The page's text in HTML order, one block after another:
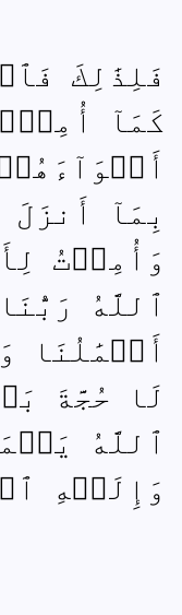
فَلِذَٰلِكَ
كَمَآ
بِمَآ
وَأُمِرۡتُ
ٱللَّهُ
لَا حُجَّةَ
ٱللَّهُ
وَإِلَيۡهِ